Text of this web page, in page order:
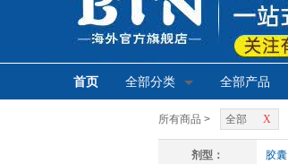
首页 全部分类 全部产品
所有商品 > X
全部
剂型： 胶囊